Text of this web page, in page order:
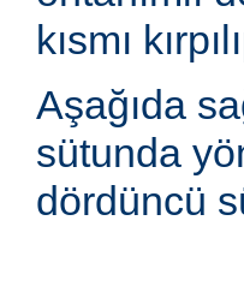
kısmı
Aşağıda
sütunda
dördüncü